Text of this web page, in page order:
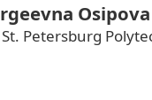
Osipova
Petersburg